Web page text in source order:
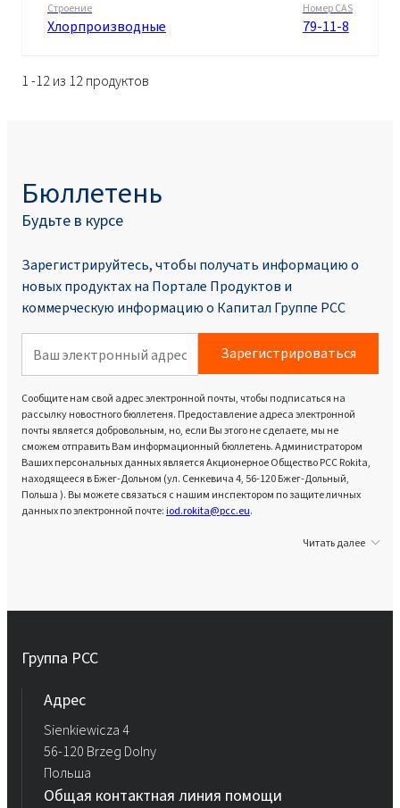
Строение
Хлорпроизводные
Номер CAS
79-11-8
1 -12 из 12 продуктов
Бюллетень
Будьте в курсе
Зарегистрируйтесь, чтобы получать информацию о
новых продуктах на Портале Продуктoв и
коммерческую информацию о Капитал Группе PCC
Зарегистрироваться
Сообщите нам свой адрес электронной почты, чтобы подписаться на
рассылку новостного бюллетеня. Предоставление адреса электронной
почты является добровольным, но, если Вы этого не сделаете, мы не
сможем отправить Вам информационный бюллетень. Администратором
Ваших персональных данных является Акционерное Общество PCC Rokita,
находящееся в Бжег-Дольном (ул. Сенкевича 4, 56-120 Бжег-Дольный,
Польша ). Вы можете связаться с нашим инспектором по защите личных
данных по электронной почте:iod.rokita@pcc.eu.
Читать далее
Группа PCC
Aдрес
Sienkiewicza 4
56-120 Brzeg Dolny
Польша
Общая контактная линия помощи